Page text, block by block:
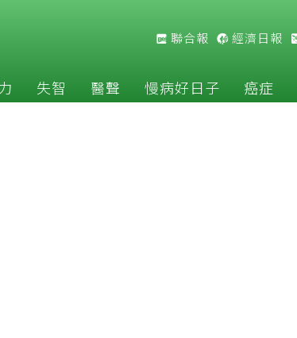
聯合報 經濟日報
失智 醫聲 慢病好日子 癌症